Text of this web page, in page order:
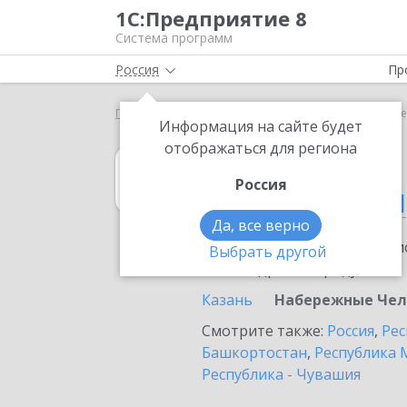
1С:Предприятие 8
Система программ
Россия
Информация на сайте будет
отображаться для региона
Россия
Да, все верно
Выбрать другой
Главная
1С:Гаражи
в Набережных
Ознакомьтесь с
Казань
Набережные
Смотрите также: Россия,
Башкортостан, Республика
Республика - Чувашия